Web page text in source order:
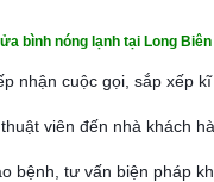
bình nóng lạnh tại Long
nhận cuộc gọi, sắp xếp
viên đến nhà khách
bệnh, tư vấn biện pháp